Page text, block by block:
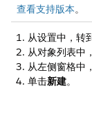
查看支持版本。
从设置中，转
从对象列表中
从左侧窗格中
单击新建。